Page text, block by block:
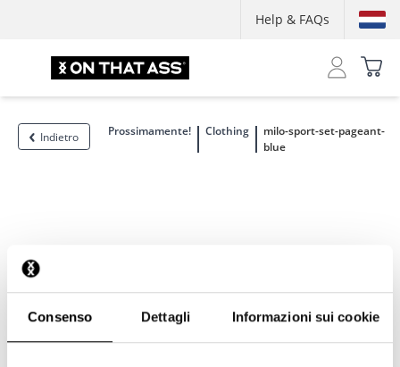
Consenso Dettagli Informazioni sui cookie
Help & FAQs
Indietro Prossimamente! Clothing
milo-sport-set-pageant-
blue